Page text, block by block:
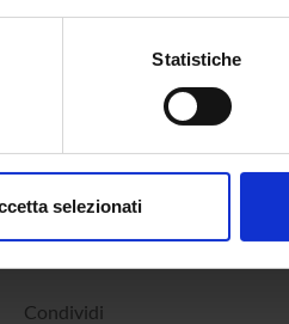
con un'approssimazione
dalla Dichiarazione sui cookie.
Statistiche
selezionati
Condividi